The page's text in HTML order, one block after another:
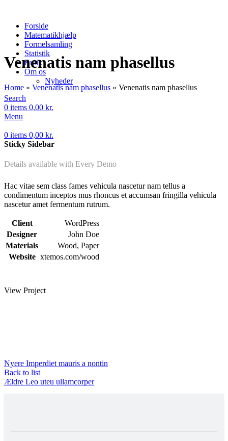
Forside
Matematikhjælp
Formelsamling
Statistik
Butik
Om os
Nyheder
Search
0 items 0,00 kr.
Menu
0 items 0,00 kr.
Venenatis nam phasellus
Home » Venenatis nam phasellus » Venenatis nam phasellus
Sticky Sidebar
Details available with Every Demo
Hac vitae sem class fames vehicula nascetur nam tellus a
condimentum inceptos mus rhoncus et accumsan fringilla vehicula
nascetur amet fermentum rutrum.
Client
WordPress
Designer
John Doe
Materials
Wood, Paper
Website xtemos.com/wood
View Project
Nyere Imperdiet mauris a nontin
Back to list
Ældre Leo uteu ullamcorper